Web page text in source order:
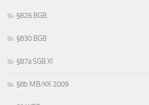
§826 BGB
§830 BGB
§87a SGB XI
§8b MB/KK 2009